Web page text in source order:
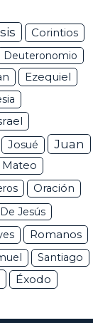
Corintios
Deuteronomio
Ezequiel
Josué Juan
Mateo
Oración
Jesús
Romanos
Santiago
Éxodo